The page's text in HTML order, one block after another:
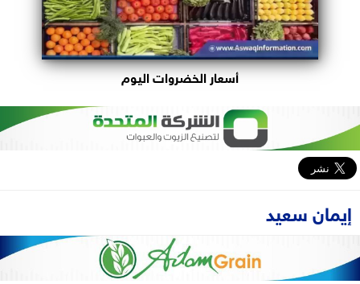
أسعار الخضروات اليوم
إيمان سعيد